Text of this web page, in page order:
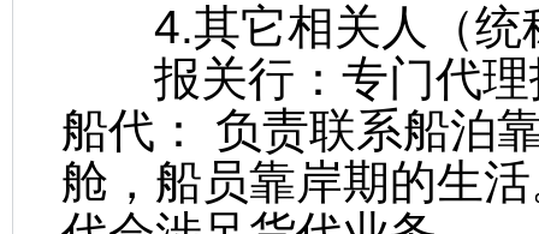
4.其它相关人（统
报关行：专门代理
船代： 负责联系船泊
舱，船员靠岸期的生